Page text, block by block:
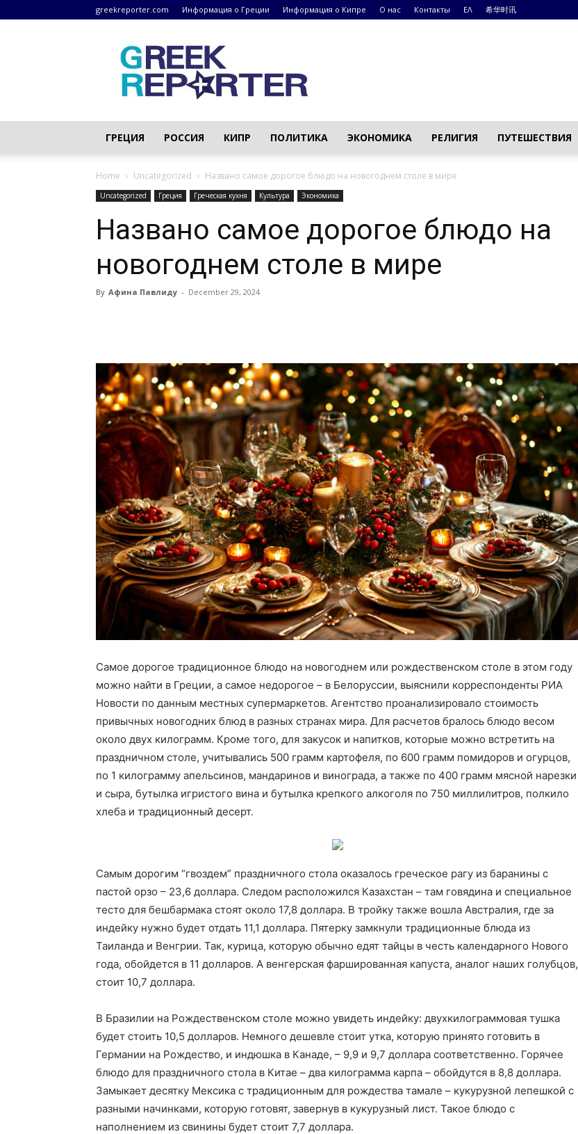
greekreporter.com Информация о Греции Информация о Кипре О нас Контакты ΕΛ 希华时讯
Греческие
новости
–
greekreporter.com
ГРЕЦИЯ РОССИЯ КИПР ПОЛИТИКА ЭКОНОМИКА РЕЛИГИЯ ПУТЕШЕСТВИЯ
Home Uncategorized Названо самое дорогое блюдо на новогоднем столе в мире
Uncategorized Греция Греческая кухня Культура Экономика
Названо самое дорогое блюдо на
новогоднем столе в мире
By Афина Павлиду - December 29, 2024
Самое дорогое традиционное блюдо на новогоднем или рождественском столе в этом году
можно найти в Греции, а самое недорогое – в Белоруссии, выяснили корреспонденты РИА
Новости по данным местных супермаркетов. Агентство проанализировало стоимость
привычных новогодних блюд в разных странах мира. Для расчетов бралось блюдо весом
около двух килограмм. Кроме того, для закусок и напитков, которые можно встретить на
праздничном столе, учитывались 500 грамм картофеля, по 600 грамм помидоров и огурцов,
по 1 килограмму апельсинов, мандаринов и винограда, а также по 400 грамм мясной нарезки
и сыра, бутылка игристого вина и бутылка крепкого алкоголя по 750 миллилитров, полкило
хлеба и традиционный десерт.
Самым дорогим “гвоздем” праздничного стола оказалось греческое рагу из баранины с
пастой орзо – 23,6 доллара. Следом расположился Казахстан – там говядина и специальное
тесто для бешбармака стоят около 17,8 доллара. В тройку также вошла Австралия, где за
индейку нужно будет отдать 11,1 доллара. Пятерку замкнули традиционные блюда из
Таиланда и Венгрии. Так, курица, которую обычно едят тайцы в честь календарного Нового
года, обойдется в 11 долларов. А венгерская фаршированная капуста, аналог наших голубцов,
стоит 10,7 доллара.
В Бразилии на Рождественском столе можно увидеть индейку: двухкилограммовая тушка
будет стоить 10,5 долларов. Немного дешевле стоит утка, которую принято готовить в
Германии на Рождество, и индюшка в Канаде, – 9,9 и 9,7 доллара соответственно. Горячее
блюдо для праздничного стола в Китае – два килограмма карпа – обойдутся в 8,8 доллара.
Замыкает десятку Мексика с традиционным для рождества тамале – кукурузной лепешкой с
разными начинками, которую готовят, завернув в кукурузный лист. Такое блюдо с
наполнением из свинины будет стоит 7,7 доллара.